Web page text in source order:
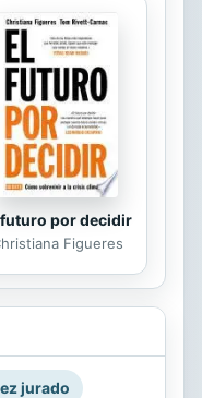
por decidir
Figueres
jurado